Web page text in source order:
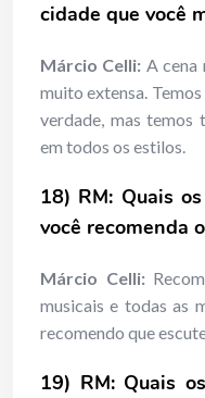
cidade que você
Márcio Celli: A cena
muito extensa.
verdade, mas temos
em todos os estilos.
18) RM: Quais
você recomenda
Márcio Celli:
musicais e todas as
recomendo que
19) RM: Quais